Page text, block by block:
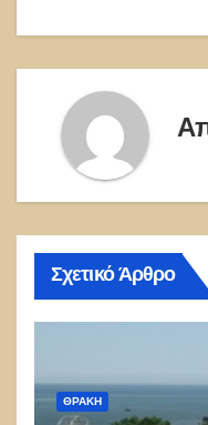
Σχετικό Άρθρο
ΘΡΆΚΗ